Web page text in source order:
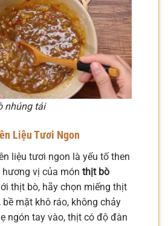
nhúng tái
Liệu Tươi Ngon
liệu tươi ngon là yếu tố then
vị của món thịt bò
thịt bò, hãy chọn miếng thịt
mặt khô ráo, không chảy
ngón tay vào, thịt có độ đàn